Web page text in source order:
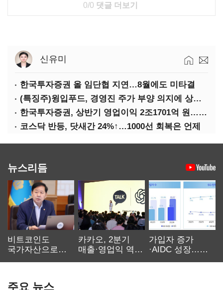
0/0 댓글 더보기
신유미
한국투자증권 올 임단협 지연…8월에도 미타결
(특징주)윙입푸드, 경영진 주가 부양 의지에 상한가
한국투자증권, 상반기 영업이익 2조1701억 원… 전년비 89.1%↑
코스닥 반등, 닷새간 24%↑…1000선 회복은 언제
뉴스리듬
비트코인도
국가자산으로…'
카카오, 2분기
매출·영업익 역대
가입자 증가
·AIDC 성장…
주요 뉴스